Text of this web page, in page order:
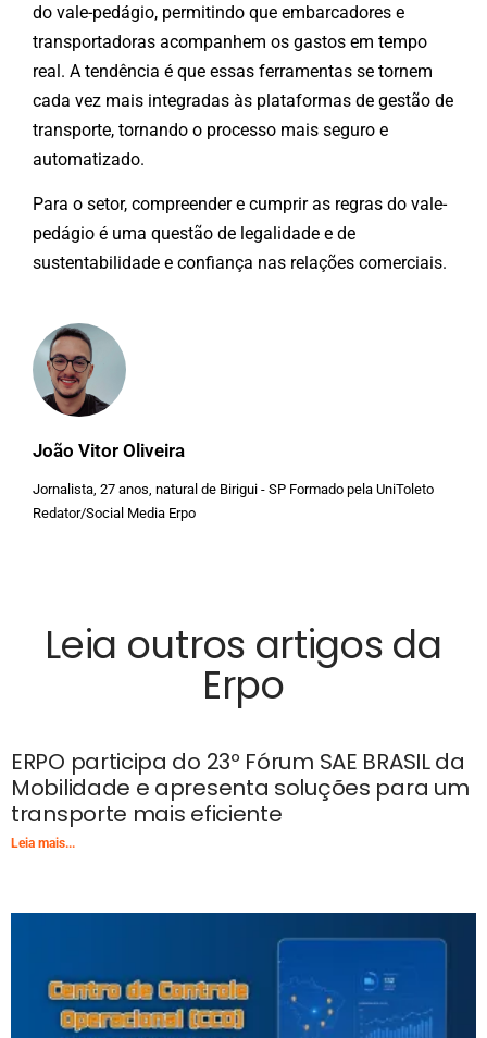
João Vitor Oliveira
Jornalista, 27 anos, natural de Birigui - SP Formado pela UniToleto
Redator/Social Media Erpo
do vale-pedágio, permitindo que embarcadores e
transportadoras acompanhem os gastos em tempo
real. A tendência é que essas ferramentas se tornem
cada vez mais integradas às plataformas de gestão de
transporte, tornando o processo mais seguro e
automatizado.
Para o setor, compreender e cumprir as regras do vale-
pedágio é uma questão de legalidade e de
sustentabilidade e confiança nas relações comerciais.
Leia outros artigos da
Erpo
ERPO participa do 23º Fórum SAE BRASIL da
Mobilidade e apresenta soluções para um
transporte mais eficiente
Leia mais...